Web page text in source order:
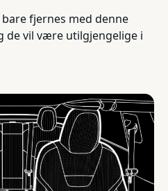
fjernes med denne
de vil være utilgjengelige i